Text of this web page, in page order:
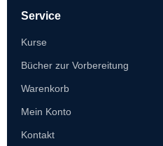
Service
Kurse
Bücher zur Vorbereitung
Warenkorb
Mein Konto
Kontakt